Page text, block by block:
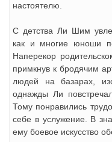
настоятелю.
С детства Ли Шим
как и многие юноши
Наперекор
примкнув к бродячим
людей на базарах,
однажды Ли
Тому понравились
себе в услужение. В
ему боевое искусство